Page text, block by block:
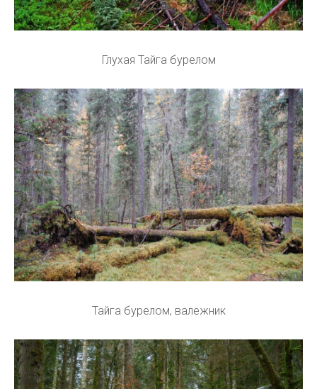
Глухая Тайга бурелом
Тайга бурелом, валежник